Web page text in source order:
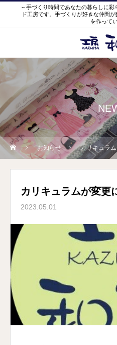
～手づくり時間であなたの暮らしに
ド工房です。手づくりが好きな仲間
を作って
お知らせ カリキュラ
カリキュラムが変更
2023.05.01